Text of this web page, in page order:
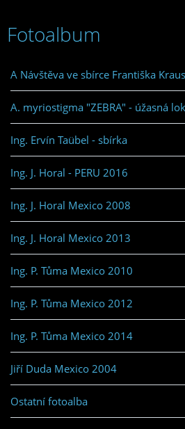
Fotoalbum
A Návštěva ve sbírce Františka
A. myriostigma "ZEBRA" - úžasná
Ing. Ervín Taübel - sbírka
Ing. J. Horal - PERU 2016
Ing. J. Horal Mexico 2008
Ing. J. Horal Mexico 2013
Ing. P. Tůma Mexico 2010
Ing. P. Tůma Mexico 2012
Ing. P. Tůma Mexico 2014
Jiří Duda Mexico 2004
Ostatní fotoalba